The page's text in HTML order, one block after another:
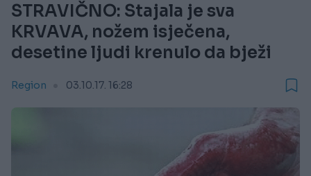
STRAVIČNO: Stajala je sva
KRVAVA, nožem isječena,
desetine ljudi krenulo da bježi
Region 03.10.17. 16:28